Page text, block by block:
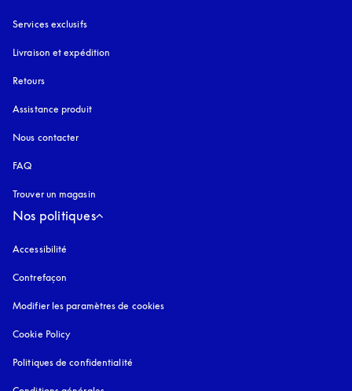
Services exclusifs
Livraison et expédition
Retours
Assistance produit
Nous contacter
FAQ
Trouver un magasin
Nos politiques
Accessibilité
Contrefaçon
Modifier les paramètres de cookies
Cookie Policy
Politiques de confidentialité